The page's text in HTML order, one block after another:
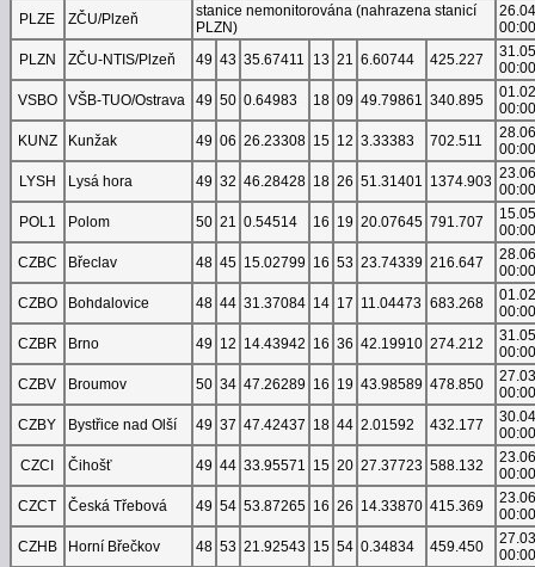
PLZE
ZČU/Plzeň
stanice nemonitorována (nahrazena stanicí
PLZN)
00:00
PLZN
ZČU-NTIS/Plzeň 49 43 35.67411 13 21 6.60744 425.227
00:00
VSBO
VŠB-TUO/Ostrava 49 50 0.64983 18 09 49.79861 340.895
00:00
KUNZ
Kunžak 49 06 26.23308 15 12 3.33383 702.511
00:00
LYSH
Lysá hora 49 32 46.28428 18 26 51.31401 1374.903 00:00
POL1
Polom 50 21 0.54514 16 19 20.07645 791.707
00:00
CZBC
Břeclav 48 45 15.02799 16 53 23.74339 216.647
00:00
CZBO
Bohdalovice 48 44 31.37084 14 17 11.04473 683.268
00:00
CZBR
Brno 49 12 14.43942 16 36 42.19910 274.212
00:00
CZBV
Broumov 50 34 47.26289 16 19 43.98589 478.850
00:00
CZBY
Bystřice nad Olší 49 37 47.42437 18 44 2.01592 432.177
00:00
CZCI
Čihošť 49 44 33.95571 15 20 27.37723 588.132
00:00
CZCT
Česká Třebová 49 54 53.87265 16 26 14.33870 415.369
00:00
CZHB
Horní Břečkov 48 53 21.92543 15 54 0.34834 459.450
00:00